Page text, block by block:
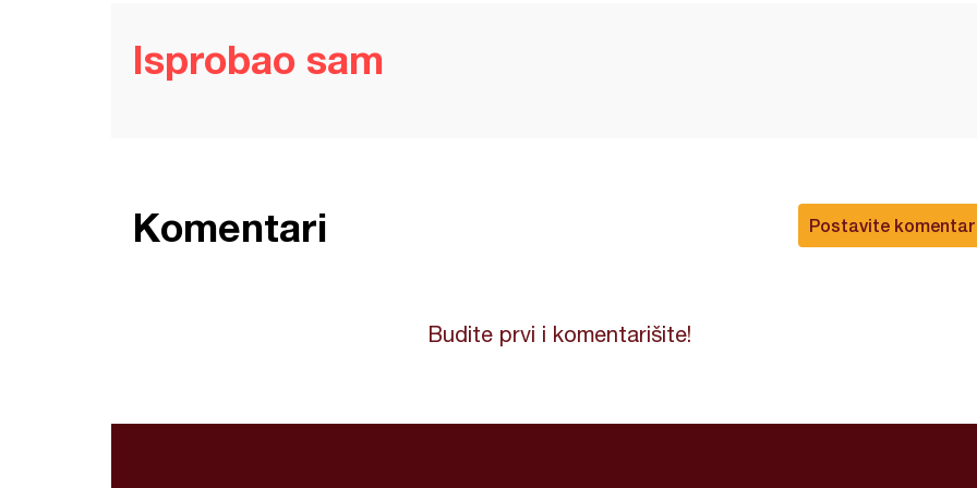
Isprobao sam
Postavite komentar
Komentari
Budite prvi i komentarišite!